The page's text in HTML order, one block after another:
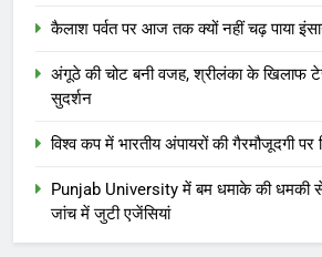
कैलाश पर्वत पर आज तक क्यों नहीं चढ़ पाया
अंगूठे की चोट बनी वजह, श्रीलंका के खिलाफ
सुदर्शन
विश्व कप में भारतीय अंपायरों की गैरमौजूदगी पर
Punjab University में बम धमाके की धमकी
जांच में जुटी एजेंसियां